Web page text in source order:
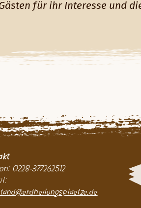
für ihr Interesse und
0228-377262512